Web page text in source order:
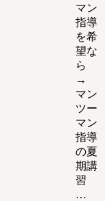
マン
指導
を希
望な
ら
→
マン
ツー
マン
指導
の夏
期講
習
…